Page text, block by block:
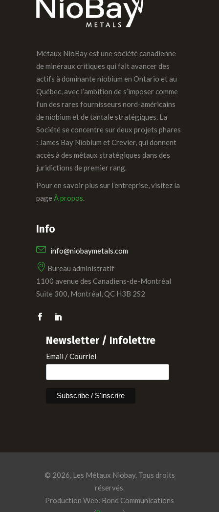
Métaux NioBay est une société canadienne
de minéraux critiques qui fait avancer des
actifs à dominante niobium en Ontario et au
Québec, avec l’ambition de s’imposer comme
l’un des rares fournisseurs nord-américains
de niobium et de tantale stratégiques. La
Société se concentre sur deux projets phares
: James Bay Niobium et Crevier, qui donnent
accès à des métaux stratégiques dans des
juridictions de premier rang.
Pour en savoir plus sur l’entreprise, visitez la
page À propos.
Info
info@niobaymetals.com
Bureau administratif
1100 avenue des Canadiens-de-Montréal
Suite 300, Montréal, QC H3B 2S2
Newsletter / Infolettre
Email / Courriel
© 2026, Les Métaux Niobay. Tous droits
réservés.
Production Web: Bond Communications